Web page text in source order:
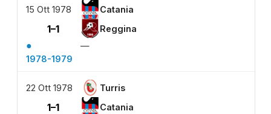
15 Ott 1978 Catania
1–1 Reggina
●
—
1978-1979
22 Ott 1978 Turris
1–1 Catania